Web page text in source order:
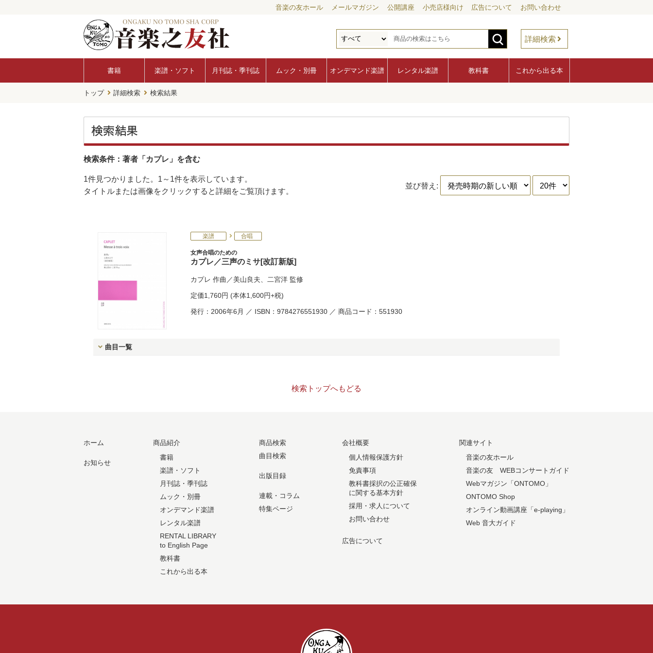
音楽の友ホール メールマガジン 公開講座 小売店様向け 広告について お問い合わせ
詳細検索
書籍 楽譜・ソフト 月刊誌・季刊誌 ムック・別冊 オンデマンド楽譜 レンタル楽譜 教科書 これから出る本
トップ 詳細検索 検索結果
検索結果
検索条件：著者「カプレ」を含む
1件見つかりました。 1～1件を表示しています。
タイトルまたは画像をクリックすると詳細をご覧頂けます。
並び替え:
楽譜 合唱
女声合唱のための
カプレ／三声のミサ[改訂新版]
カプレ 作曲／美山良夫 二宮洋 監修
定価1,760円 (本体1,600円+税)
発行：2006年6月 ／ ISBN：9784276551930 ／ 商品コード：551930
曲目一覧
検索トップへもどる
ホーム
お知らせ
商品紹介
書籍
楽譜・ソフト
月刊誌・季刊誌
ムック・別冊
オンデマンド楽譜
レンタル楽譜
RENTAL LIBRARY
to English Page
教科書
これから出る本
商品検索
曲目検索
出版目録
連載・コラム
特集ページ
会社概要
個人情報保護方針
免責事項
教科書採択の公正確保
に関する基本方針
採用・求人について
お問い合わせ
広告について
関連サイト
音楽の友ホール
音楽の友 WEBコンサートガイド
Webマガジン「ONTOMO」
ONTOMO Shop
オンライン動画講座「e-playing」
Web 音大ガイド